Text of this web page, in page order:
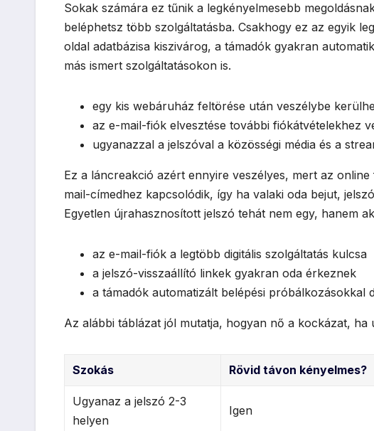
Sokak számára ez tűnik a legkényelmesebb
beléphetsz több szolgáltatásba. Csakhogy ez az egyik
oldal adatbázisa kiszivárog, a támadók gyakran
más ismert szolgáltatásokon is.
egy kis webáruház feltörése után veszélybe
az e-mail-fiók elvesztése további fiókátvételekhez
ugyanazzal a jelszóval a közösségi média és a
Ez a láncreakció azért ennyire veszélyes, mert az
mail-címedhez kapcsolódik, így ha valaki oda bejut,
Egyetlen újrahasznosított jelszó tehát nem egy, hanem
az e-mail-fiók a legtöbb digitális szolgáltatás kulcsa
a jelszó-visszaállító linkek gyakran oda érkeznek
a támadók automatizált belépési próbálkozásokkal
Az alábbi táblázat jól mutatja, hogyan nő a kockázat,
Szokás Rövid távon kényelmes?
Ugyanaz a jelszó 2-3
helyen
Igen